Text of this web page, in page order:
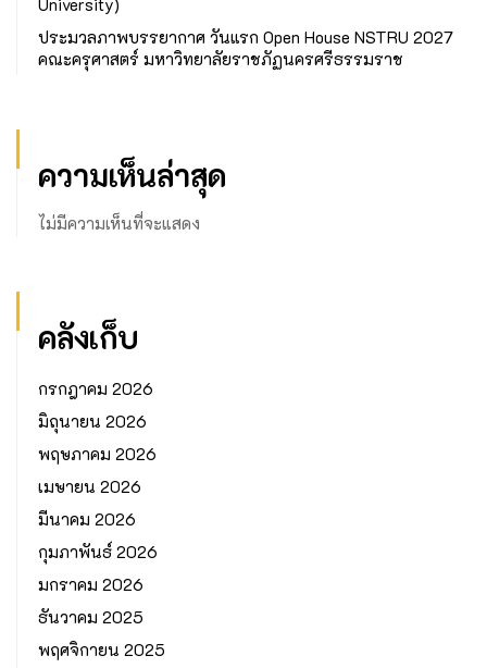
University)
ประมวลภาพบรรยากาศ วันแรก Open House NSTRU 2027
คณะครุศาสตร์ มหาวิทยาลัยราชภัฏนครศรีธรรมราช
ความเห็นล่าสุด
ไม่มีความเห็นที่จะแสดง
คลังเก็บ
กรกฎาคม 2026
มิถุนายน 2026
พฤษภาคม 2026
เมษายน 2026
มีนาคม 2026
กุมภาพันธ์ 2026
มกราคม 2026
ธันวาคม 2025
พฤศจิกายน 2025